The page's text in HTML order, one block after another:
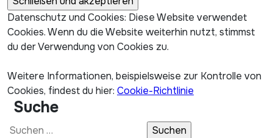
Datenschutz und Cookies: Diese Website verwendet
Cookies. Wenn du die Website weiterhin nutzt, stimmst
du der Verwendung von Cookies zu.
Weitere Informationen, beispielsweise zur Kontrolle von
Cookies, findest du hier: Cookie-Richtlinie
Suche
Suchen